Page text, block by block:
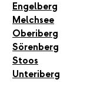
Engelberg
Melchsee
Oberiberg
Sörenberg
Stoos
Unteriberg